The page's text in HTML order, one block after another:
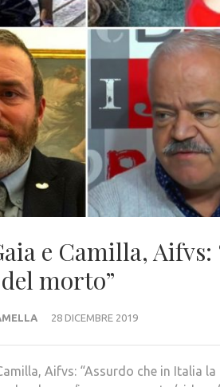
e Camilla,
morto”
28 DICEMBRE 2019
Aifvs: “Assurdo che in Italia